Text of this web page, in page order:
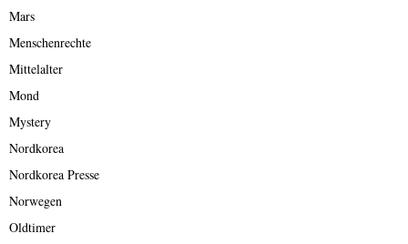
Mars
Menschenrechte
Mittelalter
Mond
Mystery
Nordkorea
Nordkorea Presse
Norwegen
Oldtimer